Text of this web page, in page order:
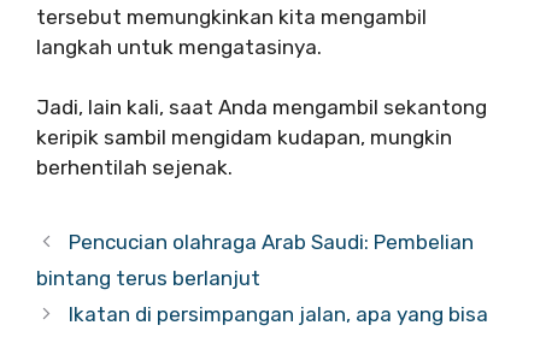
tersebut memungkinkan kita mengambil
langkah untuk mengatasinya.
Jadi, lain kali, saat Anda mengambil sekantong
keripik sambil mengidam kudapan, mungkin
berhentilah sejenak.
Pencucian olahraga Arab Saudi: Pembelian
bintang terus berlanjut
Ikatan di persimpangan jalan, apa yang bisa